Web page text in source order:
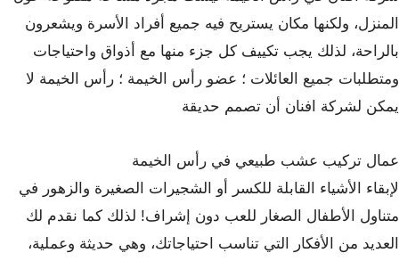
المنزل، ولكنها مكان يستريح فيه جميع أفراد الأسرة ويشعرون
بالراحة، لذلك يجب تكييف كل جزء منها مع أذواق واحتياجات
ومتطلبات جميع العائلات ؛ عضو رأس الخيمة ؛ رأس الخيمة لا
يمكن لشركة افنان أن تصمم حديقة
عمال تركيب عشب طبيعي في رأس الخيمة
لإبقاء الأشياء القابلة للكسر أو الشجيرات الصغيرة والزهور في
متناول الأطفال الصغار للعب دون إشراف! لذلك كما نقدم لك
العديد من الأفكار التي تناسب احتياجاتك، وهي حديثة وعملية،